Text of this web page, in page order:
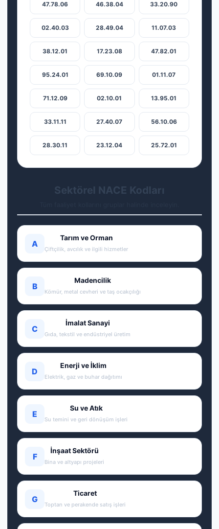
47.78.06 46.38.04 33.20.90
02.40.03 28.49.04 11.07.03
38.12.01 17.23.08 47.82.01
95.24.01 69.10.09 01.11.07
71.12.09 02.10.01 13.95.01
33.11.11 27.40.07 56.10.06
28.30.11 23.12.04 25.72.01
Sektörel NACE Kodları
A
Tarım ve Orman
Çiftçilik, avcılık ve ilgili hizmetler
B
Madencilik
Kömür, metal cevheri ve taş ocakçılığı
C
İmalat Sanayi
Gıda, tekstil ve endüstriyel üretim
D
Enerji ve İklim
Elektrik, gaz ve buhar dağıtımı
E
Su ve Atık
Su temini ve geri dönüşüm işleri
F
İnşaat Sektörü
Bina ve altyapı projeleri
G
Ticaret
Toptan ve perakende satış işleri